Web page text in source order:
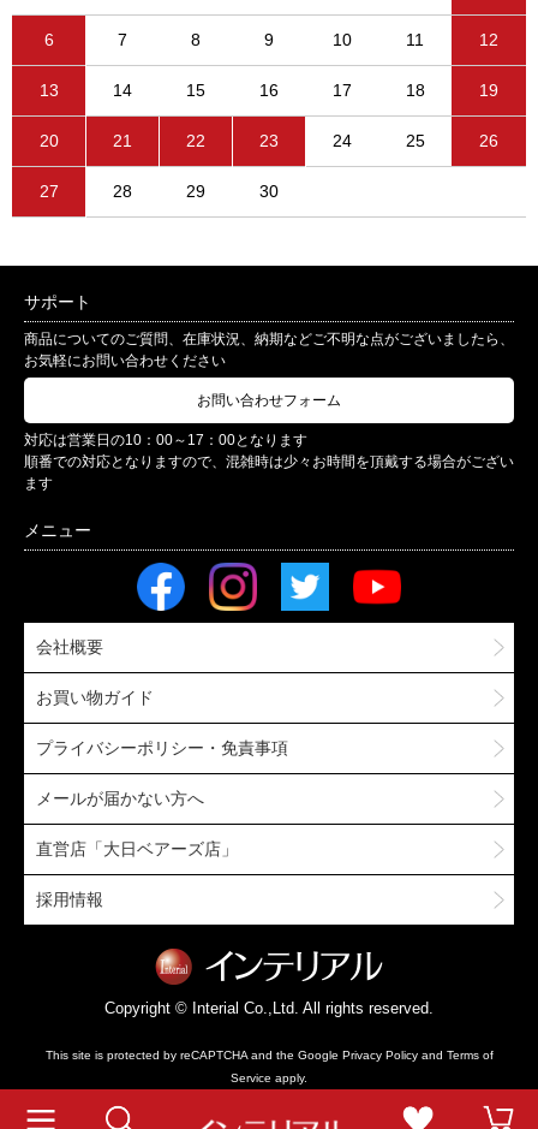
6 7 8 9 10 11 12
13 14 15 16 17 18 19
20 21 22 23 24 25 26
27 28 29 30
サポート
商品についてのご質問、在庫状況、納期などご不明な点がございましたら、
お気軽にお問い合わせください
お問い合わせフォーム
対応は営業日の10：00～17：00となります
順番での対応となりますので、混雑時は少々お時間を頂戴する場合がござい
ます
会社概要
お買い物ガイド
プライバシーポリシー・免責事項
メールが届かない方へ
直営店「大日ベアーズ店」
採用情報
Copyright © Interial Co.,Ltd. All rights reserved.
This site is protected by reCAPTCHA and the Google Privacy Policyand Terms of
Service apply.